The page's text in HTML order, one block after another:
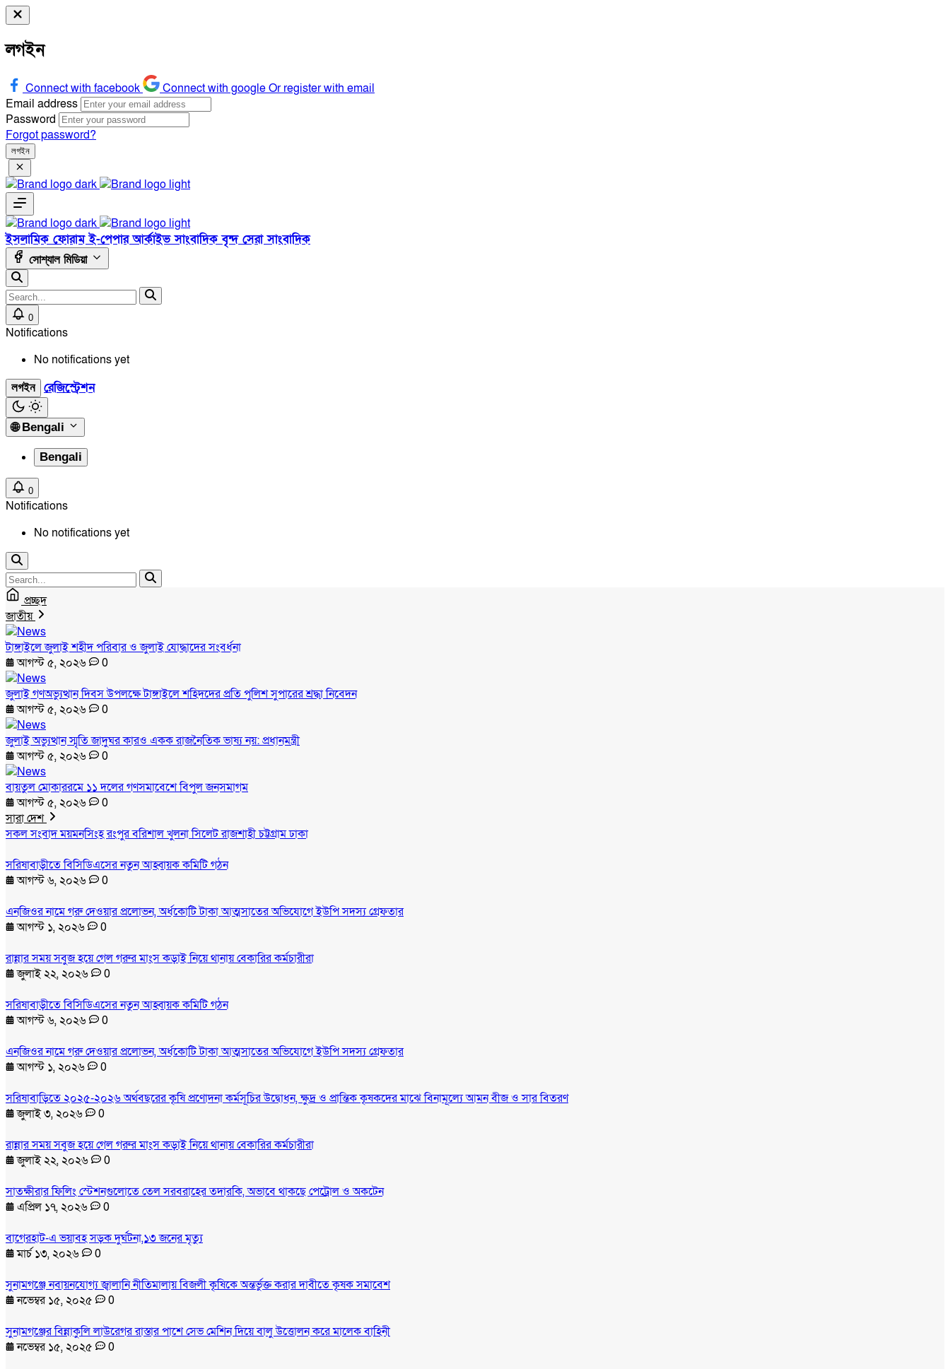
লগইন
Connect with facebook Connect with googleOr register with email
Email address
Password
Forgot password?
লগইন
ইসলামিক ফোরামই-পেপারআর্কাইভসাংবাদিক বৃন্দসেরা সাংবাদিক
সোশ্যাল মিডিয়া
0
Notifications
No notifications yet
লগইন রেজিস্ট্রেশন
🌐 Bengali
Bengali
0
Notifications
No notifications yet
প্রচ্ছদ
জাতীয়
টাঙ্গাইলে জুলাই শহীদ পরিবার ও জুলাই যোদ্ধাদের সংবর্ধনা
আগস্ট ৫, ২০২৬
0
জুলাই গণঅভ্যুত্থান দিবস উপলক্ষে টাঙ্গাইলে শহিদদের প্রতি পুলিশ সুপারের শ্রদ্ধা নিবেদন
আগস্ট ৫, ২০২৬
0
জুলাই অভ্যুত্থান স্মৃতি জাদুঘর কারও একক রাজনৈতিক ভাষ্য নয়: প্রধানমন্ত্রী
আগস্ট ৫, ২০২৬
0
বায়তুল মোকাররমে ১১ দলের গণসমাবেশে বিপুল জনসমাগম
আগস্ট ৫, ২০২৬
0
সারা দেশ
সকল সংবাদময়মনসিংহরংপুরবরিশালখুলনাসিলেটরাজশাহীচট্টগ্রামঢাকা
সরিষাবাড়ীতে বিসিডিএসের নতুন আহ্বায়ক কমিটি গঠন
আগস্ট ৬, ২০২৬
0
এনজিওর নামে গরু দেওয়ার প্রলোভন, অর্ধকোটি টাকা আত্মসাতের অভিযোগে ইউপি সদস্য গ্রেফতার
আগস্ট ১, ২০২৬
0
রান্নার সময় সবুজ হয়ে গেল গরুর মাংস কড়াই নিয়ে থানায় বেকারির কর্মচারীরা
জুলাই ২২, ২০২৬
0
সরিষাবাড়ীতে বিসিডিএসের নতুন আহ্বায়ক কমিটি গঠন
আগস্ট ৬, ২০২৬
0
এনজিওর নামে গরু দেওয়ার প্রলোভন, অর্ধকোটি টাকা আত্মসাতের অভিযোগে ইউপি সদস্য গ্রেফতার
আগস্ট ১, ২০২৬
0
সরিষাবাড়িতে ২০২৫-২০২৬ অর্থবছরের কৃষি প্রণোদনা কর্মসূচির উদ্বোধন, ক্ষুদ্র ও প্রান্তিক কৃষকদের মাঝে বিনামূল্যে আমন বীজ ও সার বিতরণ
জুলাই ৩, ২০২৬
0
রান্নার সময় সবুজ হয়ে গেল গরুর মাংস কড়াই নিয়ে থানায় বেকারির কর্মচারীরা
জুলাই ২২, ২০২৬
0
সাতক্ষীরার ফিলিং স্টেশনগুলোতে তেল সরবরাহের তদারকি, অভাবে থাকছে পেট্রোল ও অকটেন
এপ্রিল ১৭, ২০২৬
0
বাগেরহাট-এ ভয়াবহ সড়ক দুর্ঘটনা,১৩ জনের মৃত্যু
মার্চ ১৩, ২০২৬
0
সুনামগঞ্জে নবায়নযোগ্য জ্বালানি নীতিমালায় বিজলী কৃষিকে অন্তর্ভুক্ত করার দাবীতে কৃষক সমাবেশ
নভেম্বর ১৫, ২০২৫
0
সুনামগঞ্জের বিন্নাকুলি লাউরেগর রাস্তার পাশে সেভ মেশিন দিয়ে বালু উত্তোলন করে মালেক বাহিনী
নভেম্বর ১৫, ২০২৫
0